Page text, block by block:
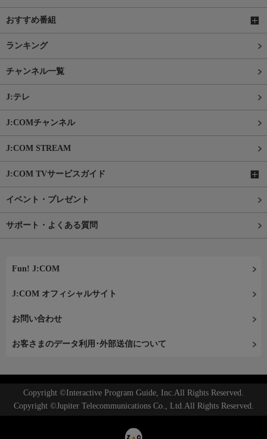
おすすめ番組
ランキング
チャンネル一覧
J:テレ
J:COMチャンネル
J:COM STREAM
J:COM TVサービスガイド
イベント・プレゼント
サポート・よくある質問
Fun! J:COM
J:COM オフィシャルサイト
お問い合わせ
お客さまのデータ利用･外部送信について
Copyright ©Interactive Program Guide, Inc.All Rights Reserved.
Copyright ©Jupiter Telecommunications Co., Ltd.All Rights Reserved.